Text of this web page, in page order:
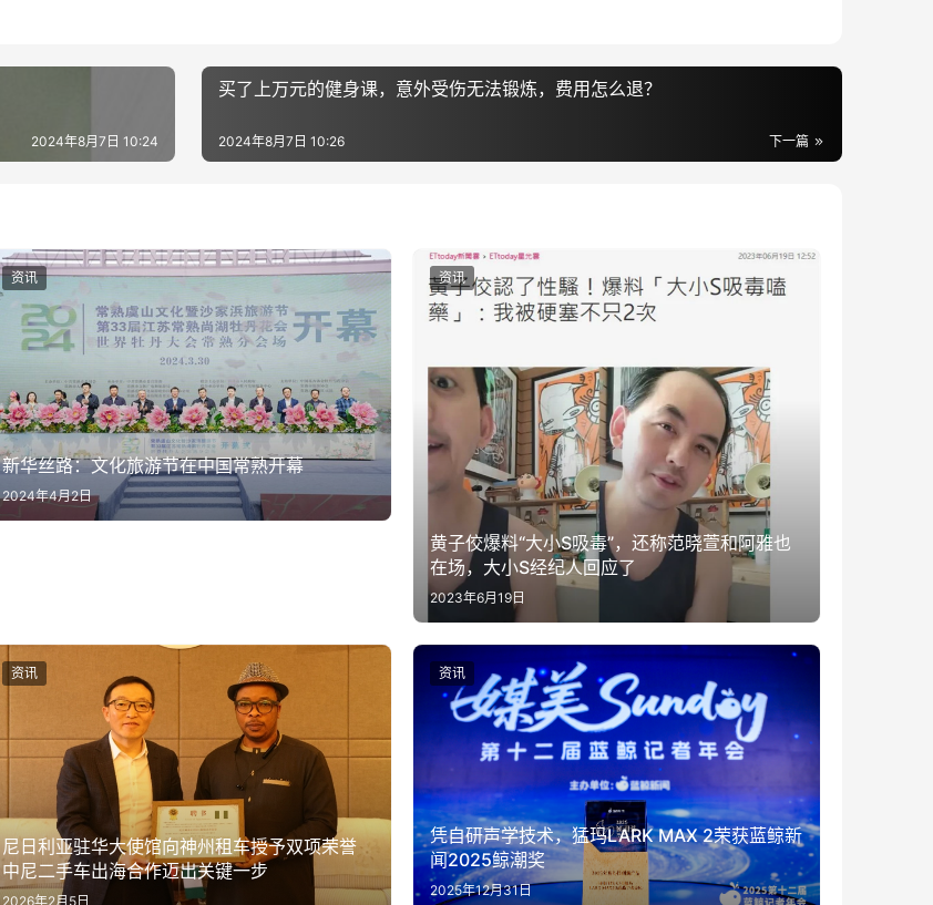
2024年8月7日 10:24
买了上万元的健身课，意外受伤无法锻炼，费用怎么退？
下一篇
2024年8月7日 10:26
新华丝路：文化旅游节在中国常熟开幕
2024年4月2日
资讯
黄子佼爆料“大小S吸毒”，还称范晓萱和阿雅也
在场，大小S经纪人回应了
2023年6月19日
资讯
尼日利亚驻华大使馆向神州租车授予双项荣誉
中尼二手车出海合作迈出关键一步
2026年2月5日
资讯
凭自研声学技术，猛玛LARK MAX 2荣获蓝鲸新
闻2025鲸潮奖
2025年12月31日
资讯